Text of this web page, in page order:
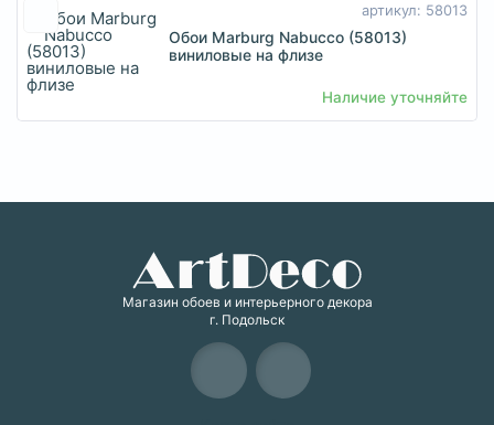
артикул: 58013
Обои Marburg Nabucco (58013)
виниловые на флизе
Наличие уточняйте
Магазин обоев и интерьерного декора
г. Подольск